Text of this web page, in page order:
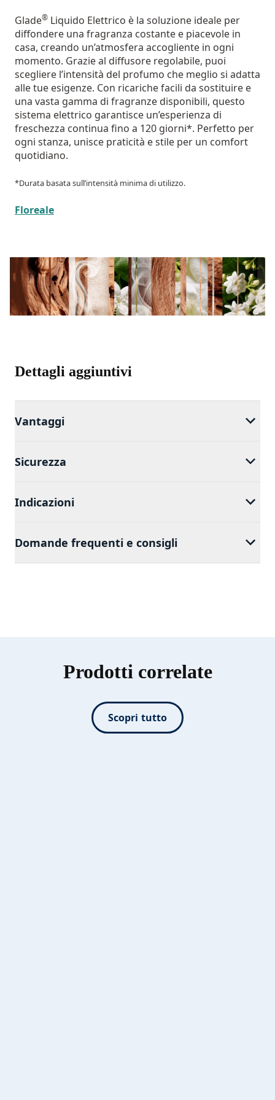
Glade® Liquido Elettrico è la soluzione ideale per
diffondere una fragranza costante e piacevole in
casa, creando un’atmosfera accogliente in ogni
momento. Grazie al diffusore regolabile, puoi
scegliere l’intensità del profumo che meglio si adatta
alle tue esigenze. Con ricariche facili da sostituire e
una vasta gamma di fragranze disponibili, questo
sistema elettrico garantisce un’esperienza di
freschezza continua fino a 120 giorni*. Perfetto per
ogni stanza, unisce praticità e stile per un comfort
quotidiano.
*Durata basata sull’intensità minima di utilizzo.
Floreale
Dettagli aggiuntivi
Vantaggi
Sicurezza
Indicazioni
Domande frequenti e consigli
Prodotti correlate
Scopri tutto